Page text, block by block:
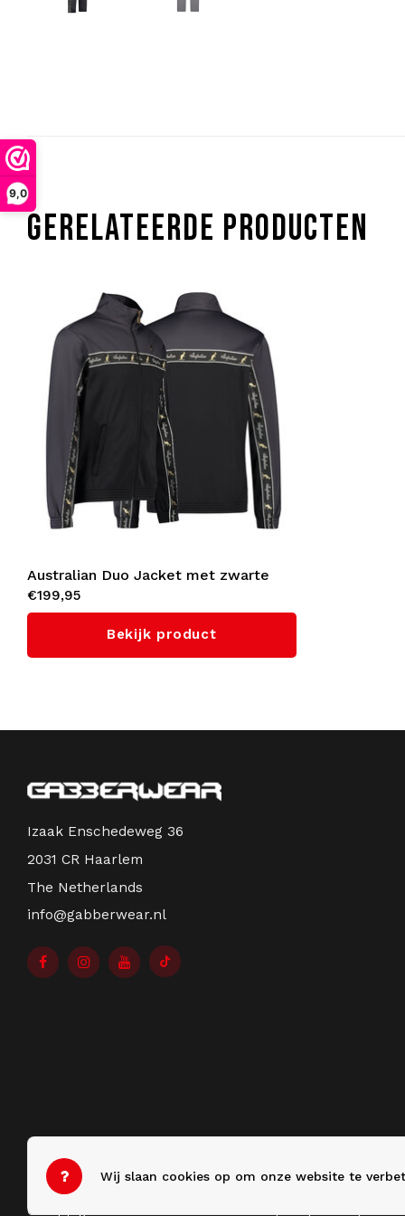
9,0
GERELATEERDE PRODUCTEN
Australian Duo Jacket met zwarte
bies 3.0 (Titanium Grey)
€199,95
Bekijk product
Izaak Enschedeweg 36
2031 CR Haarlem
The Netherlands
info@gabberwear.nl
© Copyright 2026 Gabberwear - Theme by
Wij slaan cookies op om onze website te